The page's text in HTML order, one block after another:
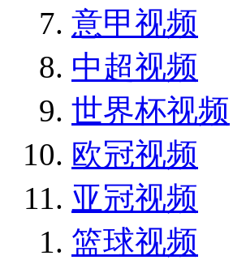
意甲视频
中超视频
世界杯视频
欧冠视频
亚冠视频
篮球视频